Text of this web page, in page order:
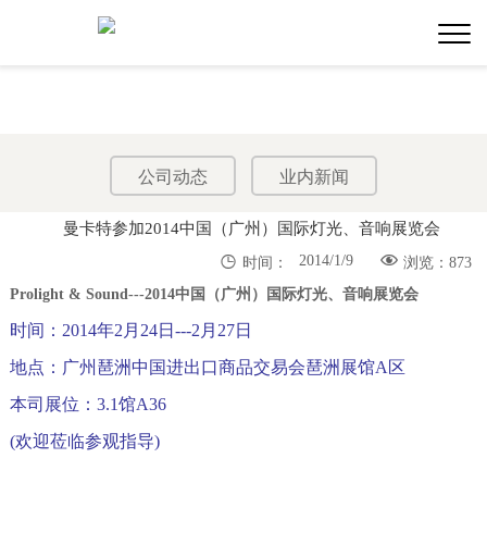
公司动态 业内新闻
曼卡特参加2014中国（广州）国际灯光、音响展览会
 浏览：873
 时间： 2014/1/9
Prolight & Sound---2014中国（广州）国际灯光、音响展览会
时间：2014年2月24日---2月27日
地点：广州琶洲中国进出口商品交易会琶洲展馆A区
本司展位：3.1馆A36
(欢迎莅临参观指导)